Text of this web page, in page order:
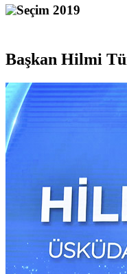
Seçim 2019
Başkan Hilmi